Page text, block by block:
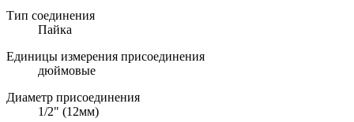
Тип соединения
Пайка
Единицы измерения присоединения
дюймовые
Диаметр присоединения
1/2" (12мм)